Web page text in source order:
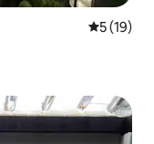
レビュー
5 (19)